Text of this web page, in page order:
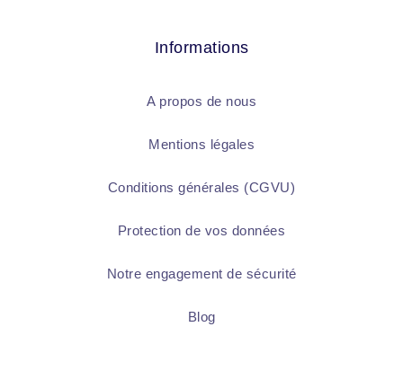
Informations
A propos de nous
Mentions légales
Conditions générales (CGVU)
Protection de vos données
Notre engagement de sécurité
Blog